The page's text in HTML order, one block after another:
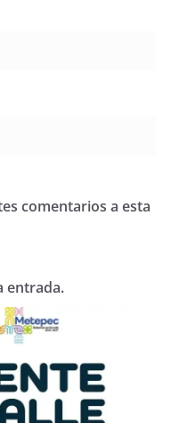
comentarios a esta
entrada.